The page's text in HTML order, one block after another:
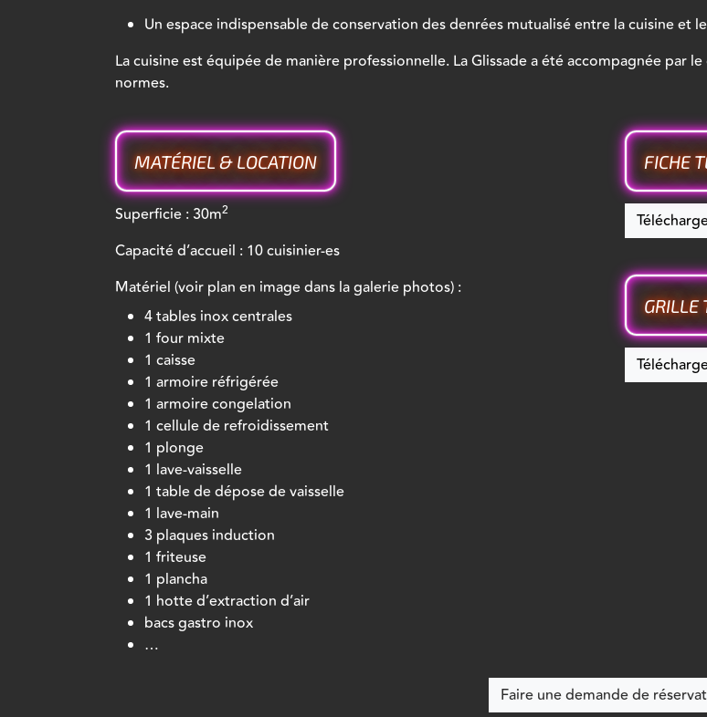
Un espace indispensable de conservation des denrées mutualisé entre la cuisine et
La cuisine est équipée de manière professionnelle. La Glissade a été accompagnée par
normes.
MATÉRIEL & LOCATION
Superficie : 30m2
Capacité d’accueil : 10 cuisinier-es
Matériel (voir plan en image dans la galerie photos) :
4 tables inox centrales
1 four mixte
1 caisse
1 armoire réfrigérée
1 armoire congelation
1 cellule de refroidissement
1 plonge
1 lave-vaisselle
1 table de dépose de vaisselle
1 lave-main
3 plaques induction
1 friteuse
1 plancha
1 hotte d’extraction d’air
bacs gastro inox
…
FICHE
GRILLE
Faire une demande de